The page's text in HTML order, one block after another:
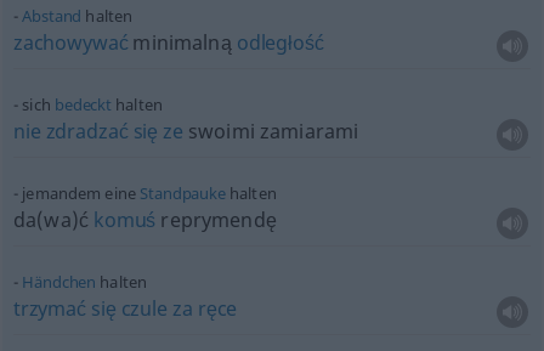
Abstand halten
zachowywać minimalną odległość
sich bedeckt halten
nie zdradzać się ze swoimi zamiarami
jemandem eine Standpaukehalten
da(wa)ć komuś reprymendę
Händchen halten
trzymać się czule za ręce